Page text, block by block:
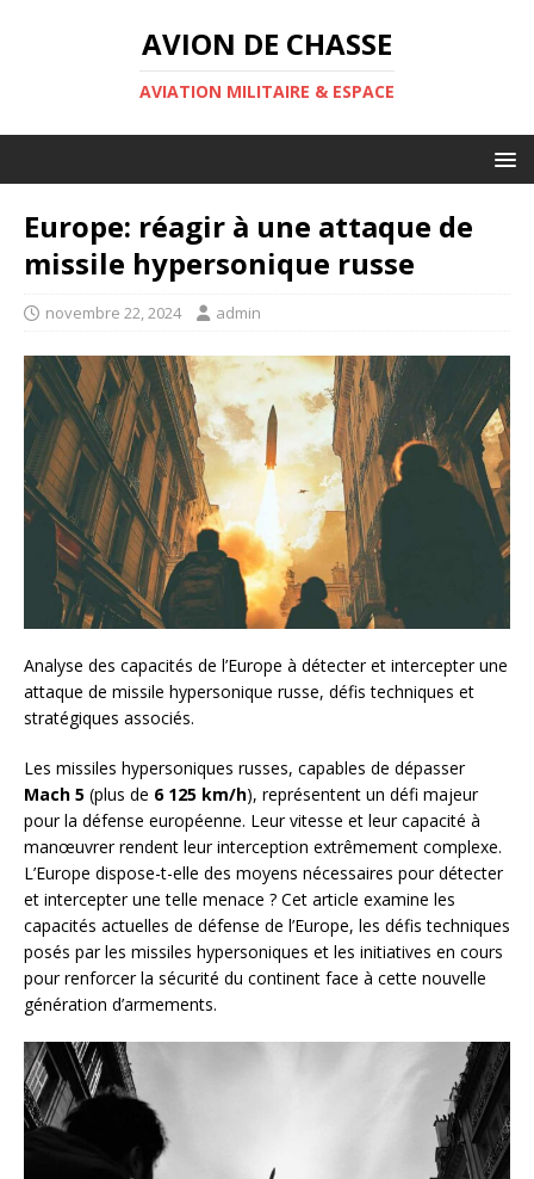
AVION DE CHASSE
AVIATION MILITAIRE & ESPACE
Europe: réagir à une attaque de
missile hypersonique russe
novembre 22, 2024 admin
Analyse des capacités de l’Europe à détecter et intercepter une
attaque de missile hypersonique russe, défis techniques et
stratégiques associés.
Les missiles hypersoniques russes, capables de dépasser
Mach 5 (plus de 6 125 km/h), représentent un défi majeur
pour la défense européenne. Leur vitesse et leur capacité à
manœuvrer rendent leur interception extrêmement complexe.
L’Europe dispose-t-elle des moyens nécessaires pour détecter
et intercepter une telle menace ? Cet article examine les
capacités actuelles de défense de l’Europe, les défis techniques
posés par les missiles hypersoniques et les initiatives en cours
pour renforcer la sécurité du continent face à cette nouvelle
génération d’armements.